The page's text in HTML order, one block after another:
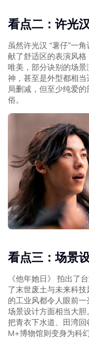
看点二：许光
虽然许光汉 “薯仔”一
献了舒适区的表演风格
唯美，部分诀别的场
神，甚至是外型都相
局删减，但至少纯爱
俗。
看点三：场景
《他年她日》 拍出了
了末世废土与未来科技
的工业风都令人眼前一
场景设计方面相当大胆
把青衣下水道、田湾回
M+博物馆则变身为科